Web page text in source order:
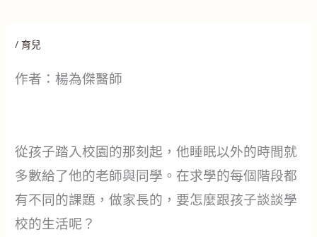
/育兒
作者：楊為傑醫師
從孩子踏入校園的那刻起，他睡眠以外的時間就
多數給了他的老師與同學。在求學的每個階段都
有不同的課題，做家長的，要怎麼跟孩子談談學
校的生活呢？